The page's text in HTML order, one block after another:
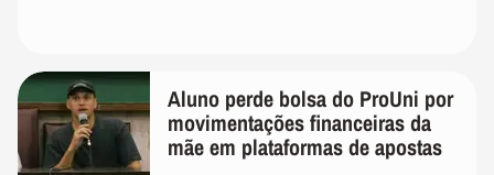
Aluno perde bolsa do ProUni por
movimentações financeiras da
mãe em plataformas de apostas